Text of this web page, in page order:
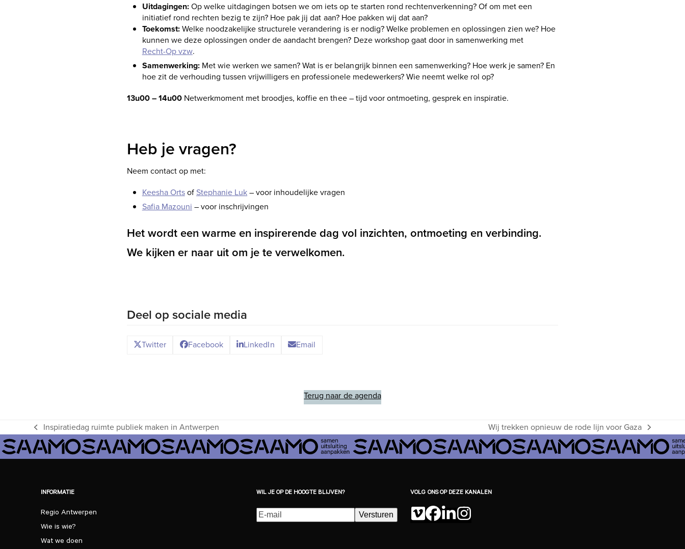
Uitdagingen:Op welke uitdagingen botsen we om iets op te starten rond rechtenverkenning? Of om met een
initiatief rond rechten bezig te zijn? Hoe pak jij dat aan? Hoe pakken wij dat aan?
Toekomst:Welke noodzakelijke structurele verandering is er nodig? Welke problemen en oplossingen zien we? Hoe
kunnen we deze oplossingen onder de aandacht brengen? Deze workshop gaat door in samenwerking met
Recht-Op vzw.
Samenwerking:Met wie werken we samen? Wat is er belangrijk binnen een samenwerking? Hoe werk je samen? En
hoe zit de verhouding tussen vrijwilligers en professionele medewerkers? Wie neemt welke rol op?
13u00 – 14u00Netwerkmoment met broodjes, koffie en thee – tijd voor ontmoeting, gesprek en inspiratie.
Heb je vragen?
Neem contact op met:
Keesha Ortsof Stephanie Luk– voor inhoudelijke vragen
Safia Mazouni – voor inschrijvingen
Het wordt een warme en inspirerende dag vol inzichten, ontmoeting en verbinding.
We kijken er naar uit om je te verwelkomen.
Deel op sociale media
Twitter Facebook LinkedIn Email
Terug naar de agenda
previous
post:
Inspiratiedag ruimte publiek maken in Antwerpen
next
post:
Wij trekken opnieuw de rode lijn voor Gaza
INFORMATIE
Regio Antwerpen
Wie is wie?
Wat we doen
WIL JE OP DE HOOGTE BLIJVEN?
E-
mailadres(Vereist)
Versturen
VOLG ONS OP DEZE KANALEN
Vimeo
Facebook
LinkedIn
Instagram